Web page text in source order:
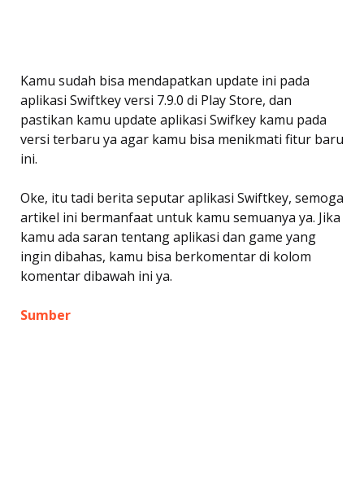
Kamu sudah bisa mendapatkan update ini pada
aplikasi Swiftkey versi 7.9.0 di Play Store, dan
pastikan kamu update aplikasi Swifkey kamu pada
versi terbaru ya agar kamu bisa menikmati fitur baru
ini.
Oke, itu tadi berita seputar aplikasi Swiftkey, semoga
artikel ini bermanfaat untuk kamu semuanya ya. Jika
kamu ada saran tentang aplikasi dan game yang
ingin dibahas, kamu bisa berkomentar di kolom
komentar dibawah ini ya.
Sumber